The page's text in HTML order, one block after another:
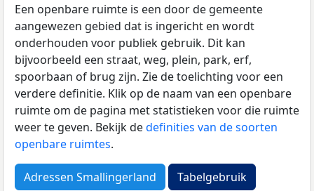
Een openbare ruimte is een door de gemeente
aangewezen gebied dat is ingericht en wordt
onderhouden voor publiek gebruik. Dit kan
bijvoorbeeld een straat, weg, plein, park, erf,
spoorbaan of brug zijn. Zie de toelichting voor een
verdere definitie. Klik op de naam van een openbare
ruimte om de pagina met statistieken voor die ruimte
weer te geven. Bekijk dedefinities van de soorten
openbare ruimtes.
Adressen Smallingerland Tabelgebruik